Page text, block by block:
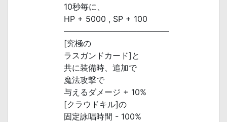
10秒毎に、
HP + 5000 , SP + 100
―――――――――――――
[究極の
ラスガンドカード]と
共に装備時、追加で
魔法攻撃で
与えるダメージ + 10%
[クラウドキル]の
固定詠唱時間 - 100%